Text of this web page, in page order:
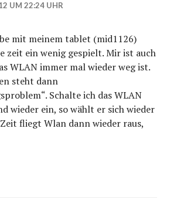
UM 22:24 UHR
mit meinem tablet (mid1126)
zeit ein wenig gespielt. Mir ist auch
WLAN immer mal wieder weg ist.
steht dann
Schalte ich das WLAN
wieder ein, so wählt er sich wieder
fliegt Wlan dann wieder raus,